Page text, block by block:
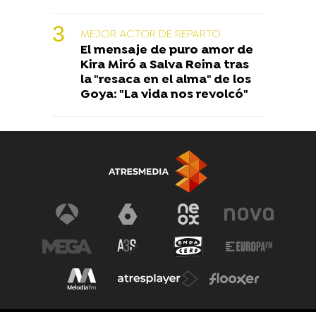
MEJOR ACTOR DE REPARTO
El mensaje de puro amor de
Kira Miró a Salva Reina tras
la "resaca en el alma" de los
Goya: "La vida nos revolcó"